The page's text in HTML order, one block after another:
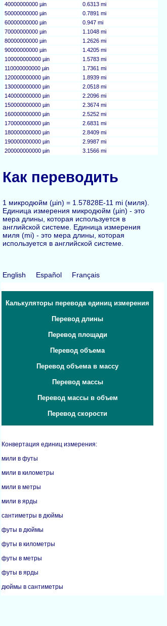
40000000000 µin
0.6313 mi
50000000000 µin
0.7891 mi
60000000000 µin
0.947 mi
70000000000 µin
1.1048 mi
80000000000 µin
1.2626 mi
90000000000 µin
1.4205 mi
100000000000 µin
1.5783 mi
110000000000 µin
1.7361 mi
120000000000 µin
1.8939 mi
130000000000 µin
2.0518 mi
140000000000 µin
2.2096 mi
150000000000 µin
2.3674 mi
160000000000 µin
2.5252 mi
170000000000 µin
2.6831 mi
180000000000 µin
2.8409 mi
190000000000 µin
2.9987 mi
200000000000 µin
3.1566 mi
Как переводить
1 микродюйм (µin) = 1.57828E-11 mi (миля).
Единица измерения микродюйм (µin) - это
мера длины, которая используется в
английской системе. Единица измерения
миля (mi) - это мера длины, которая
используется в английской системе.
English Español Français
Калькуляторы перевода единиц измерения
Перевод длины
Перевод площади
Перевод объема
Перевод объема в массу
Перевод массы
Перевод массы в объем
Перевод скорости
Конвертация единиц измерения:
мили в футы
мили в километры
мили в метры
мили в ярды
сантиметры в дюймы
футы в дюймы
футы в километры
футы в метры
футы в ярды
дюймы в сантиметры